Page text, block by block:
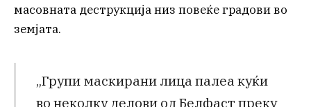
масовната деструкција низ повеќе градови во
земјата.
„Групи маскирани лица палеа куќи
во неколку делови од Белфаст преку